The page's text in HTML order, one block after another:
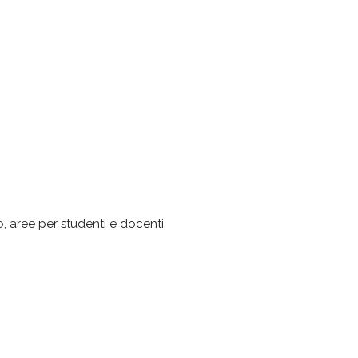
aree per studenti e docenti.